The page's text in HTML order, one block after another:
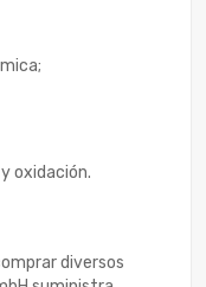
oxidación.
diversos